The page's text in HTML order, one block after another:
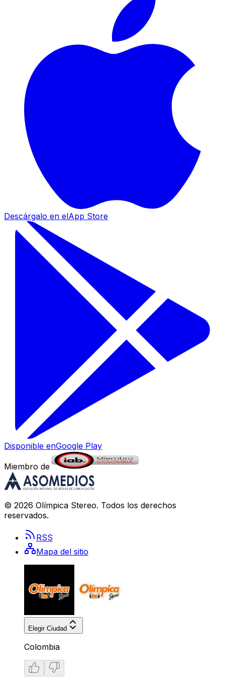
Descárgalo en elApp Store
Disponible enGoogle Play
Miembro de
© 2026 Olímpica Stereo. Todos los derechos
reservados.
RSS
Mapa del sitio
Elegir Ciudad
Colombia